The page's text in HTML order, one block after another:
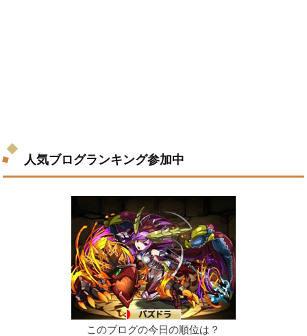
人気ブログランキング参加中
このブログの今日の順位は？